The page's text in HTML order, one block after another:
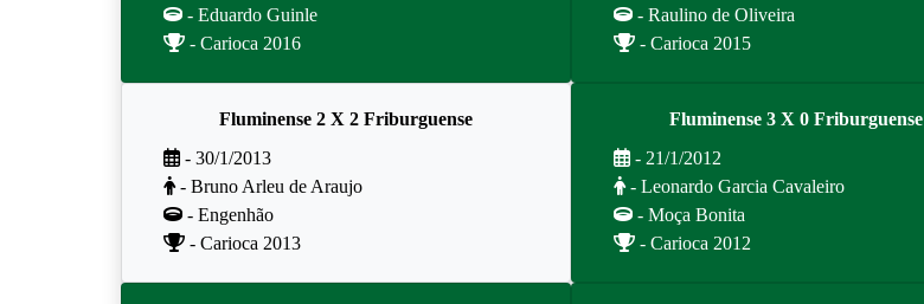
- Eduardo Guinle
- Carioca 2016
- Raulino de Oliveira
- Carioca 2015
Fluminense 2 X 2 Friburguense
- 30/1/2013
- Bruno Arleu de Araujo
- Engenhão
- Carioca 2013
Fluminense 3 X 0 Friburguense
- 21/1/2012
- Leonardo Garcia Cavaleiro
- Moça Bonita
- Carioca 2012